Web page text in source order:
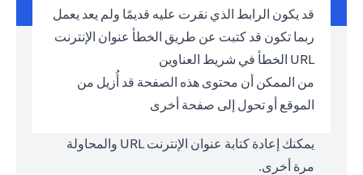
قد يكون الرابط الذي نقرت عليه قديمًا ولم يعد يعمل
ربما تكون قد كتبت عن طريق الخطأ عنوان الإنترنت
URL الخطأ في شريط العناوين
من الممكن أن محتوى هذه الصفحة قد أُزيل من
الموقع أو تحول إلى صفحة أخرى
يمكنك إعادة كتابة عنوان الإنترنت URL والمحاولة
مرة أخرى.